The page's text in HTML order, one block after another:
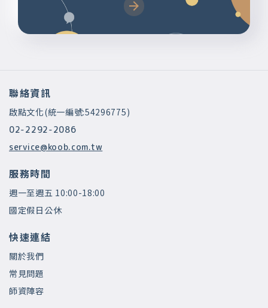
聯絡資訊
啟點文化(統一編號:54296775)
02-2292-2086
service@koob.com.tw
服務時間
週一至週五 10:00-18:00
國定假日公休
快速連結
關於我們
常見問題
師資陣容